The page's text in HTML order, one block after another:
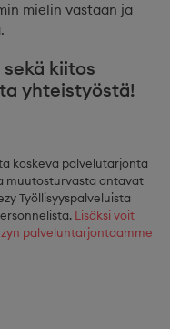
mielin vastaan ja
kiitos
yhteistyöstä!
koskeva palvelutarjonta
muutosturvasta antavat
Työllisyyspalveluista
Lisäksi voit
palveluntarjontaamme